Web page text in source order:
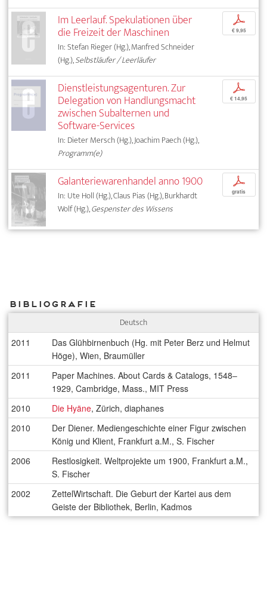
Im Leerlauf. Spekulationen über
die Freizeit der Maschinen
In: Stefan Rieger (Hg.), Manfred Schneider
(Hg.),Selbstläufer / Leerläufer
p
€ 9,95
Dienstleistungsagenturen. Zur
Delegation von Handlungsmacht
zwischen Subalternen und
Software-Services
In: Dieter Mersch (Hg.), Joachim Paech (Hg.),
Programm(e)
p
€ 14,95
Galanteriewarenhandel anno 1900
In: Ute Holl (Hg.), Claus Pias (Hg.), Burkhardt
Wolf (Hg.),Gespenster des Wissens
p
gratis
Bibliografie
Deutsch
2011
Das Glühbirnenbuch (Hg. mit Peter Berz und Helmut
Höge), Wien, Braumüller
2011
Paper Machines. About Cards & Catalogs, 1548‒
1929, Cambridge, Mass., MIT Press
2010
Die Hyäne, Zürich, diaphanes
2010
Der Diener. Mediengeschichte einer Figur zwischen
König und Klient, Frankfurt a.M., S. Fischer
2006
Restlosigkeit. Weltprojekte um 1900, Frankfurt a.M.,
S. Fischer
2002
ZettelWirtschaft. Die Geburt der Kartei aus dem
Geiste der Bibliothek, Berlin, Kadmos